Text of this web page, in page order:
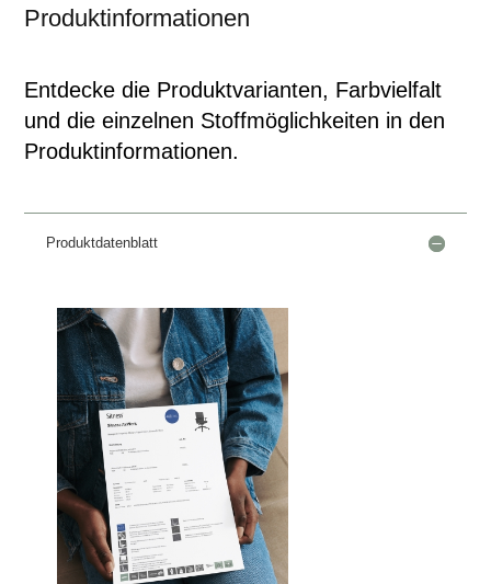
Produktinformationen
Entdecke die Produktvarianten, Farbvielfalt
und die einzelnen Stoffmöglichkeiten in den
Produktinformationen.
Produktdatenblatt